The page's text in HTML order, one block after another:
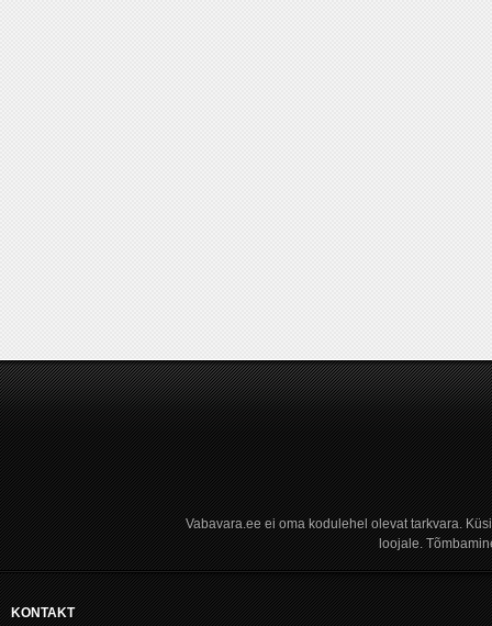
Vabavara.ee ei oma kodulehel olevat tarkvara.
loojale.
KONTAKT